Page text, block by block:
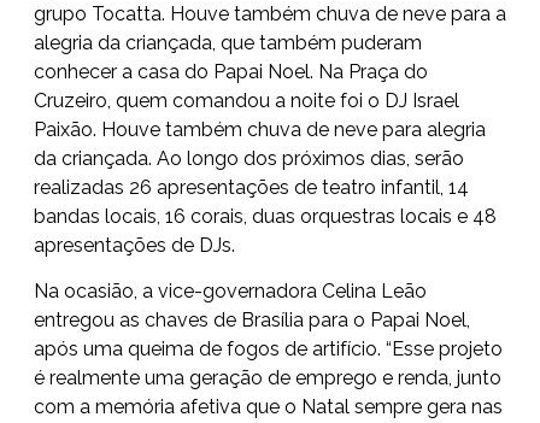
grupo Tocatta. Houve também chuva de neve para a
alegria da criançada, que também puderam
conhecer a casa do Papai Noel. Na Praça do
Cruzeiro, quem comandou a noite foi o DJ Israel
Paixão. Houve também chuva de neve para alegria
da criançada. Ao longo dos próximos dias, serão
realizadas 26 apresentações de teatro infantil, 14
bandas locais, 16 corais, duas orquestras locais e 48
apresentações de DJs.
Na ocasião, a vice-governadora Celina Leão
entregou as chaves de Brasília para o Papai Noel,
após uma queima de fogos de artifício. “Esse projeto
é realmente uma geração de emprego e renda, junto
com a memória afetiva que o Natal sempre gera nas